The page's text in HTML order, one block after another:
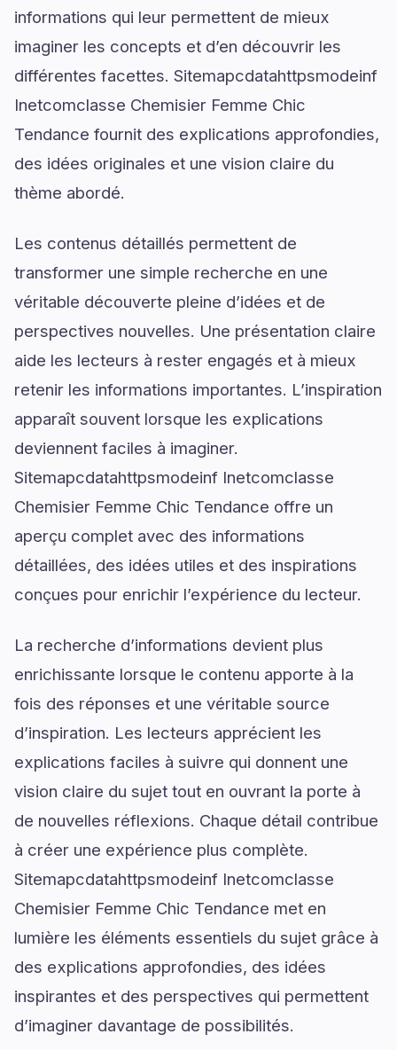
informations qui leur permettent de mieux
imaginer les concepts et d’en découvrir les
différentes facettes. Sitemapcdatahttpsmodeinf
Inetcomclasse Chemisier Femme Chic
Tendance fournit des explications approfondies,
des idées originales et une vision claire du
thème abordé.
Les contenus détaillés permettent de
transformer une simple recherche en une
véritable découverte pleine d’idées et de
perspectives nouvelles. Une présentation claire
aide les lecteurs à rester engagés et à mieux
retenir les informations importantes. L’inspiration
apparaît souvent lorsque les explications
deviennent faciles à imaginer.
Sitemapcdatahttpsmodeinf Inetcomclasse
Chemisier Femme Chic Tendance offre un
aperçu complet avec des informations
détaillées, des idées utiles et des inspirations
conçues pour enrichir l’expérience du lecteur.
La recherche d’informations devient plus
enrichissante lorsque le contenu apporte à la
fois des réponses et une véritable source
d’inspiration. Les lecteurs apprécient les
explications faciles à suivre qui donnent une
vision claire du sujet tout en ouvrant la porte à
de nouvelles réflexions. Chaque détail contribue
à créer une expérience plus complète.
Sitemapcdatahttpsmodeinf Inetcomclasse
Chemisier Femme Chic Tendance met en
lumière les éléments essentiels du sujet grâce à
des explications approfondies, des idées
inspirantes et des perspectives qui permettent
d’imaginer davantage de possibilités.